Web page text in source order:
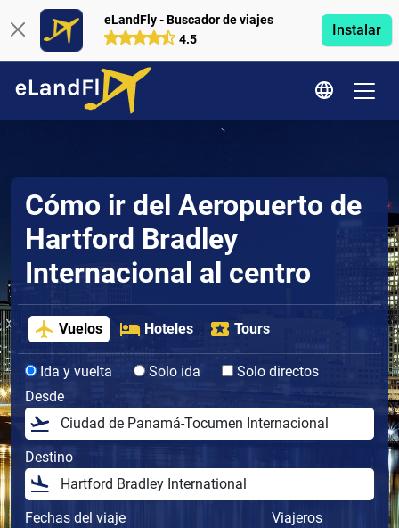
eLandFly - Buscador de viajes
4.5
Instalar
Cómo ir del Aeropuerto de
Hartford Bradley
Internacional al centro
Vuelos Hoteles Tours
Ida y vuelta Solo ida
Solo directos
Desde
Destino
Fechas del viaje Viajeros